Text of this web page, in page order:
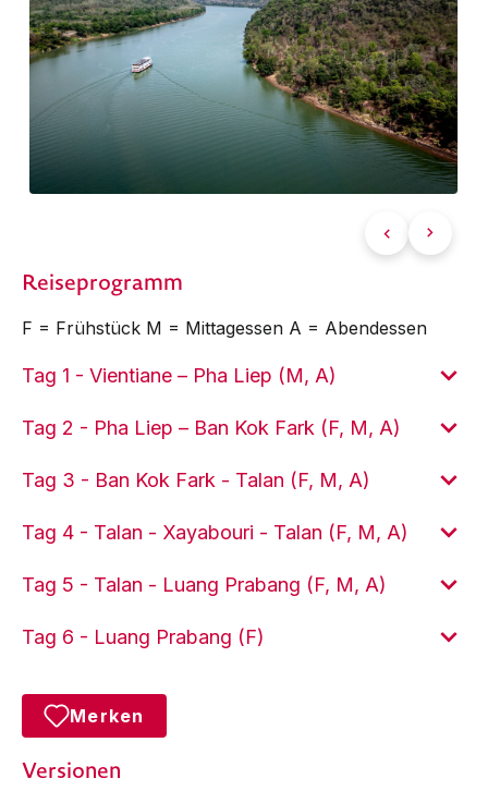
Reiseprogramm
F = Frühstück M = Mittagessen A = Abendessen
Tag 1 - Vientiane – Pha Liep (M, A)
Tag 2 - Pha Liep – Ban Kok Fark (F, M, A)
Tag 3 - Ban Kok Fark - Talan (F, M, A)
Tag 4 - Talan - Xayabouri - Talan (F, M, A)
Tag 5 - Talan - Luang Prabang (F, M, A)
Tag 6 - Luang Prabang (F)
Merken
Versionen